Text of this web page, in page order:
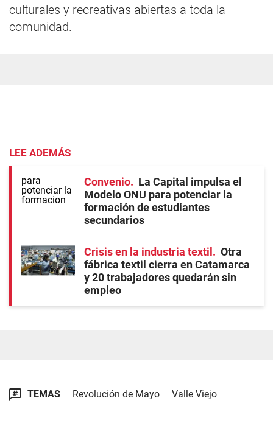
culturales y recreativas abiertas a toda la
comunidad.
LEE ADEMÁS
Convenio
La Capital impulsa el
Modelo ONU para potenciar la
formación de estudiantes
secundarios
Crisis en la industria textil
Otra
fábrica textil cierra en Catamarca
y 20 trabajadores quedarán sin
empleo
TEMAS Revolución de Mayo Valle Viejo